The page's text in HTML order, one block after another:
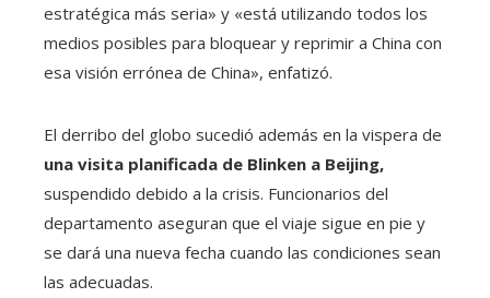
estratégica más seria» y «está utilizando todos los
medios posibles para bloquear y reprimir a China con
esa visión errónea de China», enfatizó.
El derribo del globo sucedió además en la vispera de
una visita planificada de Blinken a Beijing,
suspendido debido a la crisis. Funcionarios del
departamento aseguran que el viaje sigue en pie y
se dará una nueva fecha cuando las condiciones sean
las adecuadas.